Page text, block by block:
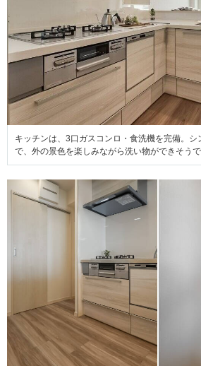
キッチンは、3口ガスコンロ・食洗機を完備。
で、外の景色を楽しみながら洗い物ができそうで